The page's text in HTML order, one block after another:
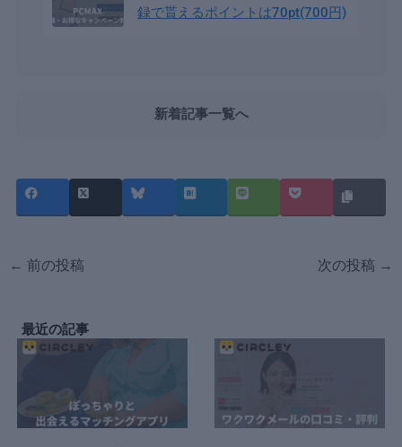
録で貰えるポイントは70pt(700円)
新着記事一覧へ
← 前の投稿 次の投稿 →
最近の記事